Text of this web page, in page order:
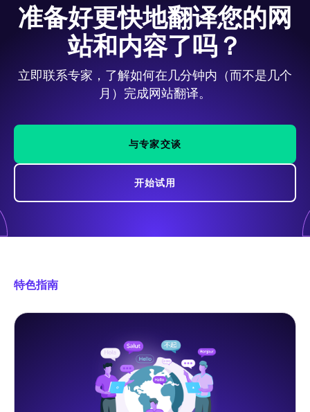
准备好更快地翻译您的网
站和内容了吗？
立即联系专家，了解如何在几分钟内（而不是几个
月）完成网站翻译。
与专家交谈
开始试用
特色指南